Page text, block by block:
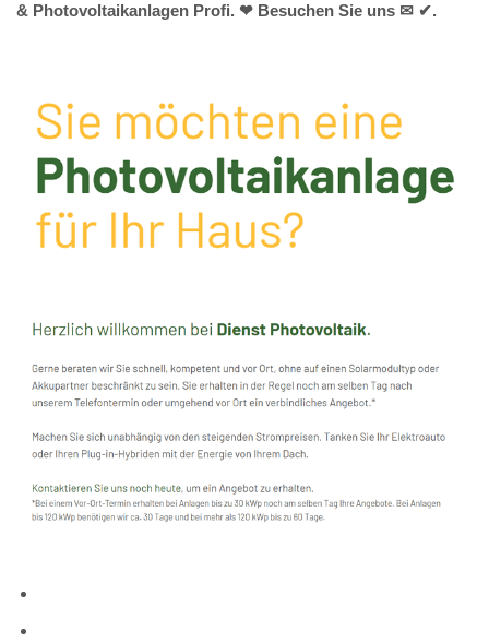
& Photovoltaikanlagen Profi. ❤ Besuchen Sie uns ✉ ✔.